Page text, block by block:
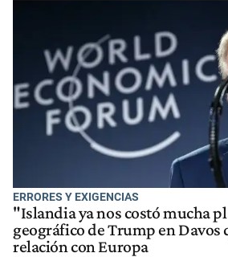
ERRORES Y EXIGENCIAS
"Islandia ya nos costó mucha
geográfico de Trump en Davos
relación con Europa